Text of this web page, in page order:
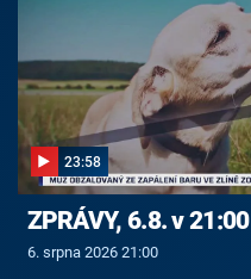
23:58
ZPRÁVY, 6.8. v 21:00
6. srpna 2026 21:00